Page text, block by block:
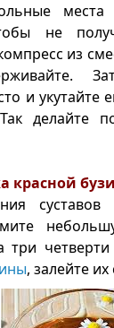
места
не
из
и укутайте
делайте
красной
суставов
три
, залейте